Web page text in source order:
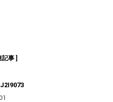
記事 ]